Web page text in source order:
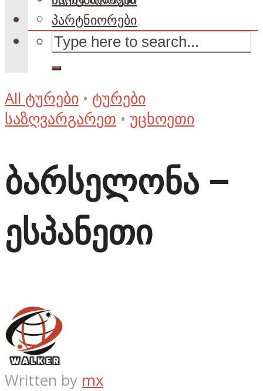
პარტნიორები
All ტურები • ტურები
საზღვარგარეთ • უცხოეთი
ბარსელონა –
ესპანეთი
Written by mx